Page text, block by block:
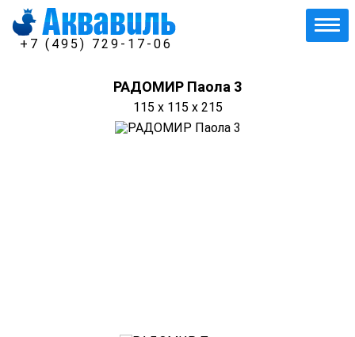
+7 (495) 729-17-06
РАДОМИР Паола 3
115 x 115 x 215